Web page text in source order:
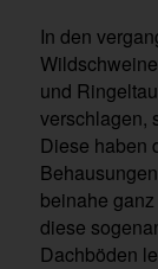
In den
und
verschlagen,
Diese haben
beinahe
diese
Dachböden